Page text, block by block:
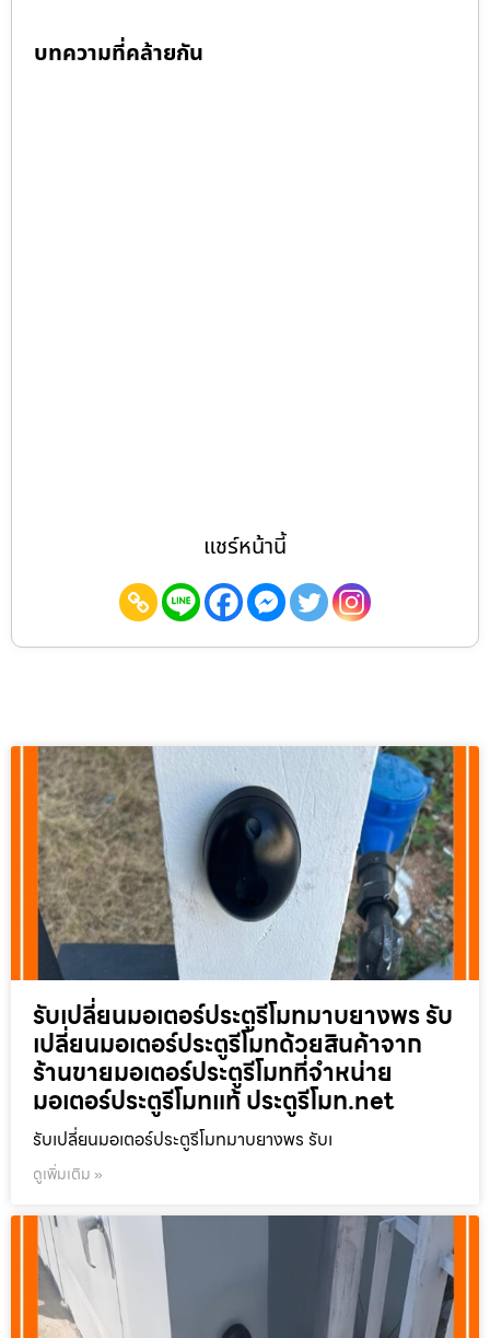
บทความที่คล้ายกัน
แชร์หน้านี้
รับเปลี่ยนมอเตอร์ประตูรีโมทมาบยางพร รับ
เปลี่ยนมอเตอร์ประตูรีโมทด้วยสินค้าจาก
ร้านขายมอเตอร์ประตูรีโมทที่จำหน่าย
มอเตอร์ประตูรีโมทแท้ ประตูรีโมท.net
รับเปลี่ยนมอเตอร์ประตูรีโมทมาบยางพร รับเ
ดูเพิ่มเติม »